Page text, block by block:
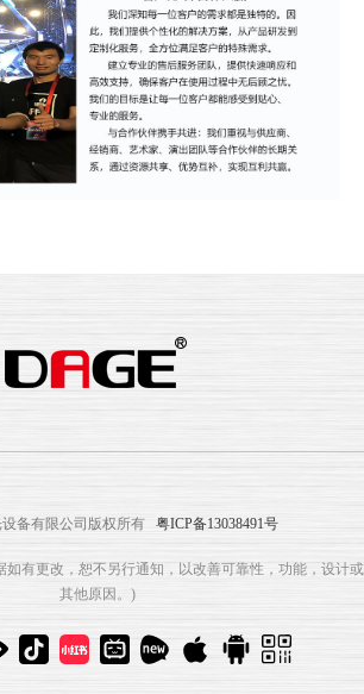
备有限公司版权所有 粤ICP备13038491号
如有更改，恕不另行通知，以改善可靠性，功能，设计或
其他原因。)